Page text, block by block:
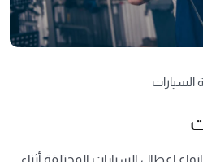
السيارات
اعطال السيارات المختلفة أثناء